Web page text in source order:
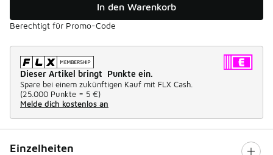
In den Warenkorb
Berechtigt für Promo-Code
Dieser Artikel bringt Punkte ein.
Spare bei einem zukünftigen Kauf mit FLX Cash.
(25.000 Punkte = 5 €)
Melde dich kostenlos an
Einzelheiten